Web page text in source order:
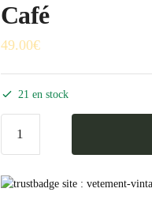
Café
49.00€
21 en stock
Sac